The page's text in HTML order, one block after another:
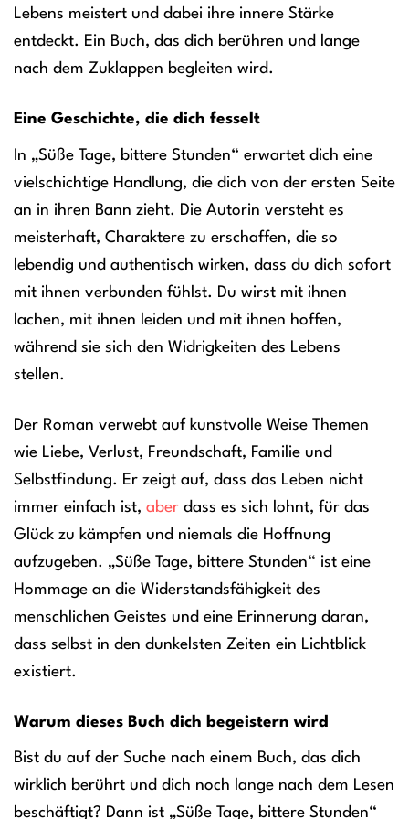
Lebens meistert und dabei ihre innere Stärke
entdeckt. Ein Buch, das dich berühren und lange
nach dem Zuklappen begleiten wird.
Eine Geschichte, die dich fesselt
In „Süße Tage, bittere Stunden“ erwartet dich eine
vielschichtige Handlung, die dich von der ersten Seite
an in ihren Bann zieht. Die Autorin versteht es
meisterhaft, Charaktere zu erschaffen, die so
lebendig und authentisch wirken, dass du dich sofort
mit ihnen verbunden fühlst. Du wirst mit ihnen
lachen, mit ihnen leiden und mit ihnen hoffen,
während sie sich den Widrigkeiten des Lebens
stellen.
Der Roman verwebt auf kunstvolle Weise Themen
wie Liebe, Verlust, Freundschaft, Familie und
Selbstfindung. Er zeigt auf, dass das Leben nicht
immer einfach ist, aber dass es sich lohnt, für das
Glück zu kämpfen und niemals die Hoffnung
aufzugeben. „Süße Tage, bittere Stunden“ ist eine
Hommage an die Widerstandsfähigkeit des
menschlichen Geistes und eine Erinnerung daran,
dass selbst in den dunkelsten Zeiten ein Lichtblick
existiert.
Warum dieses Buch dich begeistern wird
Bist du auf der Suche nach einem Buch, das dich
wirklich berührt und dich noch lange nach dem Lesen
beschäftigt? Dann ist „Süße Tage, bittere Stunden“